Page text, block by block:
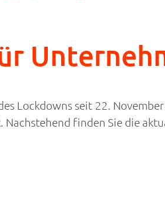
Lockdowns seit 22.
finden Sie die